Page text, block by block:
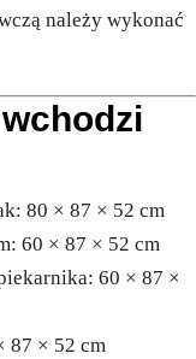
należy wykonać
80 × 87 × 52 cm
60 × 87 × 52 cm
60 × 87 ×
87 × 52 cm